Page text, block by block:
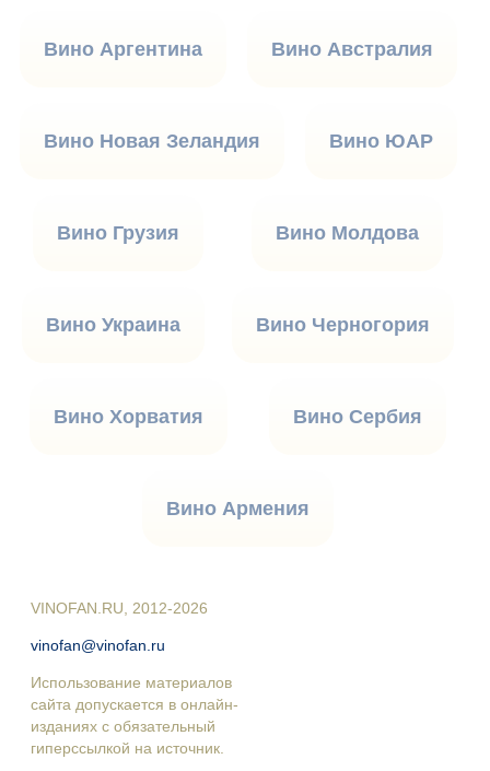
Вино Аргентина Вино Австралия
Вино Новая Зеландия Вино ЮАР
Вино Грузия Вино Молдова
Вино Украина Вино Черногория
Вино Хорватия Вино Сербия
Вино Армения
VINOFAN.RU, 2012-2026
vinofan@vinofan.ru
Использование материалов
сайта допускается в онлайн-
изданиях с обязательный
гиперссылкой на источник.